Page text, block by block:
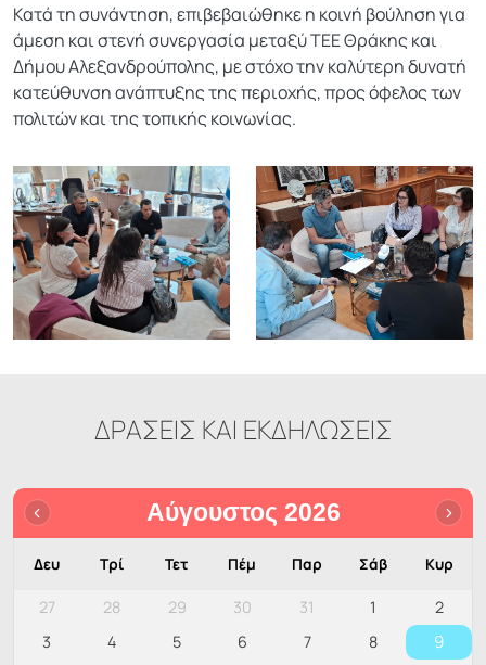
Κατά τη συνάντηση, επιβεβαιώθηκε η κοινή βούληση για
άμεση και στενή συνεργασία μεταξύ ΤΕΕ Θράκης και
Δήμου Αλεξανδρούπολης, με στόχο την καλύτερη δυνατή
κατεύθυνση ανάπτυξης της περιοχής, προς όφελος των
πολιτών και της τοπικής κοινωνίας.
ΔΡΑΣΕΙΣ ΚΑΙ ΕΚΔΗΛΩΣΕΙΣ
Αύγουστος 2026
Δευ Τρί Τετ Πέμ Παρ Σάβ Κυρ
27 28 29 30 31 1
2
3
4 5 6 7 8 9